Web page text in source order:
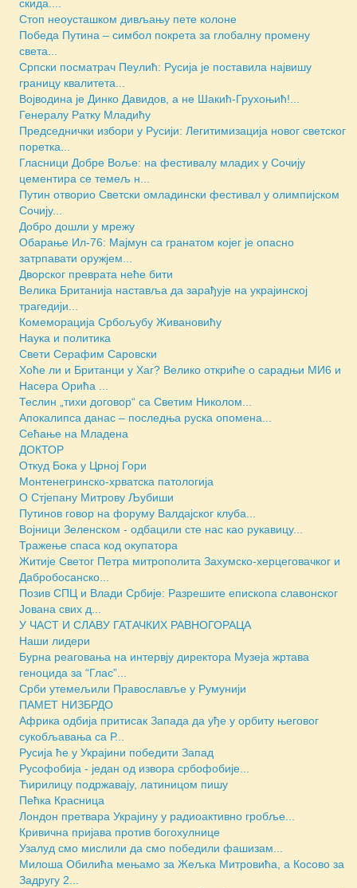
скида....
Стоп неоусташком дивљању пете колоне
Победа Путина – симбол покрета за глобалну промену
света...
Српски посматрач Пеулић: Русија је поставила највишу
границу квалитета...
Војводина је Динко Давидов, а не Шакић-Грухоњић!...
Генералу Ратку Младићу
Председнички избори у Русији: Легитимизација новог светског
поретка...
Гласници Добре Воље: на фестивалу младих у Сочију
цементира се темељ н...
Путин отворио Светски омладински фестивал у олимпијском
Сочију...
Добро дошли у мрежу
Обарање Ил-76: Мајмун са гранатом којег је опасно
затрпавати оружјем...
Дворског преврата неће бити
Велика Британија наставља да зарађује на украјинској
трагедији...
Комеморација Србољубу Живановићу
Наука и политика
Свети Серафим Саровски
Хоће ли и Британци у Хаг? Велико откриће о сарадњи МИ6 и
Насера Орића ...
Теслин „тихи договор“ са Светим Николом...
Апокалипса данас – последња руска опомена...
Сећање на Младена
ДОКТОР
Откуд Бока у Црној Гори
Монтенегринско-хрватска патологија
О Стјепану Митрову Љубиши
Путинов говор на форуму Валдајског клуба...
Војници Зеленском - одбацили сте нас као рукавицу...
Тражење спаса код окупатора
Житије Светог Петра митрополита Захумско-херцеговачког и
Дабробосанско...
Позив СПЦ и Влади Србије: Разрешите епископа славонског
Јована свих д...
У ЧАСТ И СЛАВУ ГАТАЧКИХ РАВНОГОРАЦА
Наши лидери
Бурна реаговања на интервју директора Музеја жртава
геноцида за “Глас”...
Срби утемељили Православље у Румунији
ПАМЕТ НИЗБРДО
Африка одбија притисак Запада да уђе у орбиту његовог
сукобљавања са Р...
Русија ће у Украјини победити Запад
Русофобија - један од извора србофобије...
Ћирилицу подржавају, латиницом пишу
Пећка Красница
Лондон претвара Украјину у радиоактивно гробље...
Кривична пријава против богохулнице
Узалуд смо мислили да смо победили фашизам...
Милоша Обилића мењамо за Жељка Митровића, а Косово за
Задругу 2...